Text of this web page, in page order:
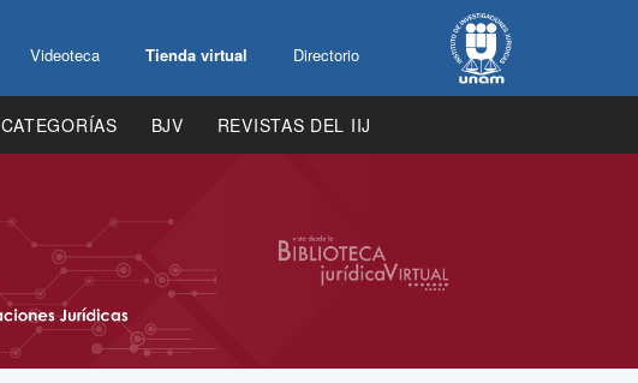
Videoteca Tienda virtual Directorio
CATEGORÍAS BJV REVISTAS DEL IIJ